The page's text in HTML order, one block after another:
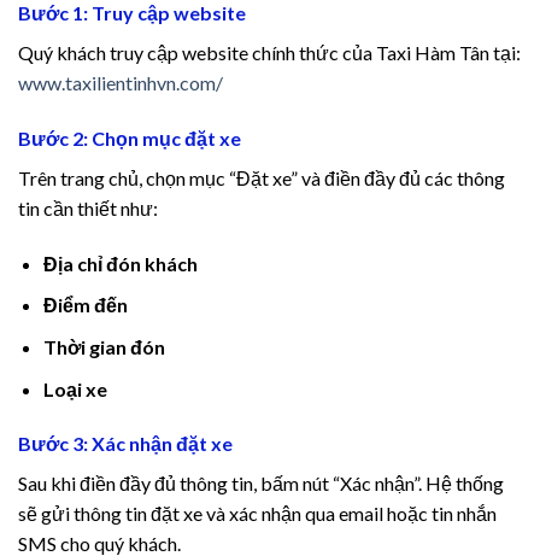
Nitric Boost Ultra
Yu sleep review
trimology review
alpha fuel pro
trimology review
jojobet giriş
jojobet
jojobet güncel giriş
pulibet
Bước 1: Truy cập website
Quý khách truy cập website chính thức của Taxi Hàm Tân tại:
www.taxilientinhvn.com/
Bước 2: Chọn mục đặt xe
Trên trang chủ, chọn mục “Đặt xe” và điền đầy đủ các thông
tin cần thiết như:
Địa chỉ đón khách
Điểm đến
Thời gian đón
Loại xe
Bước 3: Xác nhận đặt xe
Sau khi điền đầy đủ thông tin, bấm nút “Xác nhận”. Hệ thống
sẽ gửi thông tin đặt xe và xác nhận qua email hoặc tin nhắn
SMS cho quý khách.